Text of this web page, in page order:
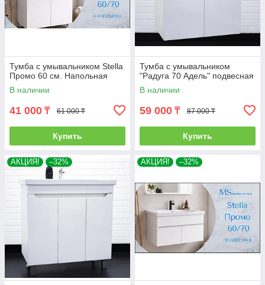
Тумба с умывальником Stella
Промо 60 см. Напольная
В наличии
41 000 ₸ 61 000 ₸
Купить
Тумба с умывальником
"Радуга 70 Адель" подвесная
В наличии
59 000 ₸ 87 000 ₸
Купить
АКЦИЯ! –32% АКЦИЯ! –32%